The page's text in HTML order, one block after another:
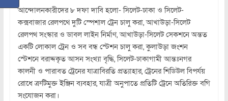
আন্দোলনকারীদের ৮ দফা দাবি হলো- সিলেট-ঢাকা ও সিলেট-
কক্সবাজার রেলপথে দুটি স্পেশাল ট্রেন চালু করা, আখাউড়া-সিলেট
রেলপথ সংস্কার ও ডাবল লাইন নির্মাণ, আখাউড়া-সিলেট সেকশনে অন্তত
একটি লোকাল ট্রেন ও সব বন্ধ স্টেশন চালু করা, কুলাউড়া জংশন
স্টেশনে বরাদ্দকৃত আসন সংখ্যা বৃদ্ধি, সিলেট-ঢাকাগামী আন্তঃনগর
কালনী ও পারাবত ট্রেনের যাত্রাবিরতি প্রত্যাহার, ট্রেনের শিডিউল বিপর্যয়
রোধে ত্রুটিমুক্ত ইঞ্জিন ব্যবহার, যাত্রী অনুপাতে প্রতিটি ট্রেনে অতিরিক্ত বগি
সংযোজন করা।